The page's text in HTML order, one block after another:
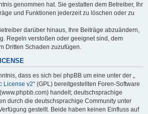
genommen hat. Sie gestatten dem Betreiber, Ihr
und Funktionen jederzeit zu löschen oder zu
darüber hinaus, Ihre Beiträge abzuändern,
Regeln verstoßen oder geeignet sind, dem
Dritten Schaden zuzufügen.
dass es sich bei phpBB um eine unter der „
License v2“ (GPL) bereitgestellten Foren-Software
handelt; deutschsprachige
durch die deutschsprachige Community unter
gestellt. Beide haben keinen Einfluss auf